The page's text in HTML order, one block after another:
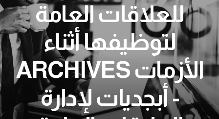
للعلاقات العامة
لتوظيفها أثناء
الأزمات ARCHIVES
- أبجديات لإدارة